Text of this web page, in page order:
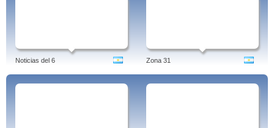
Noticias del 6 Zona 31